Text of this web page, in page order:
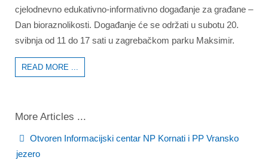
cjelodnevno edukativno-informativno događanje za građane –
Dan bioraznolikosti. Događanje će se održati u subotu 20.
svibnja od 11 do 17 sati u zagrebačkom parku Maksimir.
READ MORE ...
More Articles ...
Otvoren Informacijski centar NP Kornati i PP Vransko
jezero